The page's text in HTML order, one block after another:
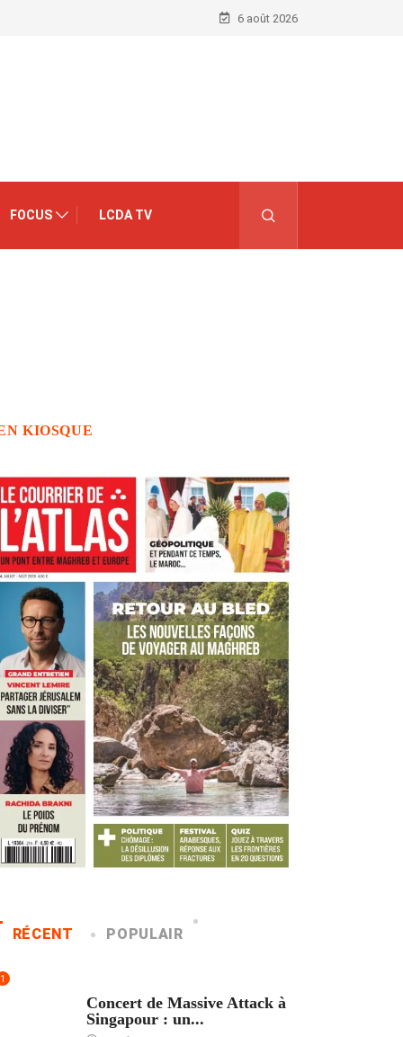
6 août 2026
FOCUS LCDA TV
KIOSQUE
RÉCENT POPULAIR
1
Concert de Massive Attack à
Singapour : un...